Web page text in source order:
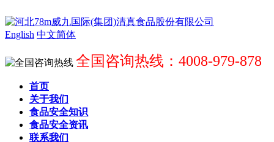
English 中文简体
全国咨询热线：4008-979-878
首页
关于我们
食品安全知识
食品安全资讯
联系我们